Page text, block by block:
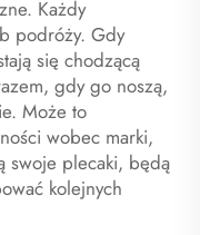
Każdy
podróży. Gdy
się chodzącą
gdy go noszą,
Może to
wobec marki,
swoje plecaki, będą
kolejnych